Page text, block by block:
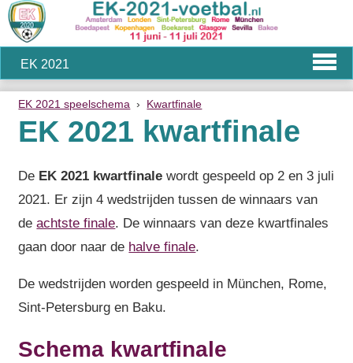
EK 2021
EK 2021 speelschema Kwartfinale
EK 2021 kwartfinale
De EK 2021 kwartfinale wordt gespeeld op 2 en 3 juli
2021. Er zijn 4 wedstrijden tussen de winnaars van
deachtste finale. De winnaars van deze kwartfinales
gaan door naar de halve finale.
De wedstrijden worden gespeeld in München, Rome,
Sint-Petersburg en Baku.
Schema kwartfinale